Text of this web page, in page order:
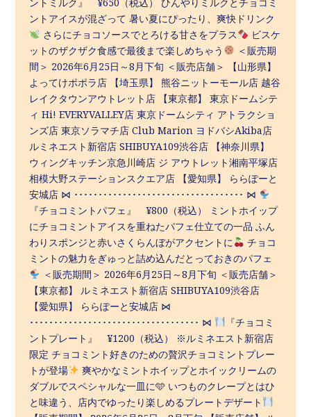
ントアイスが混ざって 暑い夏にぴったり、爽快ドリンク
さらにチョコソースでとろける甘さをプラス
ビスケ
ットのザクザク食感で最後まで楽しめちゃう
＜販売期
間＞ 2026年6月25日～8月下旬 ＜販売店舗＞ 【山形県】
よってけポポラ店 【埼玉県】 熊谷ニットーモール店 越谷
レイクタウンアウトレット店 【東京都】 東京ドームシテ
ィ Hi! EVERYVALLEY店 東京ドームシティ アトラクショ
ンズ店 東京ソラマチ店 Club Marion ヨドバシAkiba店
ルミネエスト新宿店 SHIBUYA109渋谷店 【神奈川県】
ウィングキッチン京急川崎店 ジ アウトレット湘南平塚店
相模大野ステーションスクエア店 【愛知県】 ららぽーと
安城店 ⋈ ･･･････････････････････････････････ ⋈
『チョコミントパフェ』 ¥800（税込） ミントホイップ
にチョコミントアイスを重ねたパフェ仕立ての一品 ふん
わりスポンジと赤いさくらんぼがアクセントに
チョコ
ミントの魅力をぎゅっと詰め込んだとっておきのパフェ
＜販売期間＞ 2026年6月25日～8月下旬 ＜販売店舗＞
【東京都】 ルミネエスト新宿店 SHIBUYA109渋谷店
【愛知県】 ららぽーと安城店 ⋈
･･･････････････････････････････････ ⋈
『チョコミ
ントプレート』 ¥1200（税込） ※ルミネエスト新宿店
限定 チョコミント好きのための贅沢チョコミントプレー
トが登場
爽やかなミントホイップとホイックリームの
ダブルでスペシャルな一皿に🩵 いつものクレープとはひ
と味違う、店内でゆったり楽しめるプレートデザート